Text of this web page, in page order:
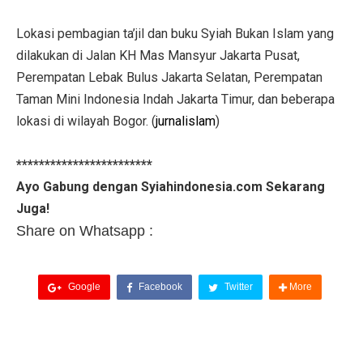
Lokasi pembagian ta’jil dan buku Syiah Bukan Islam yang
dilakukan di Jalan KH Mas Mansyur Jakarta Pusat,
Perempatan Lebak Bulus Jakarta Selatan, Perempatan
Taman Mini Indonesia Indah Jakarta Timur, dan beberapa
lokasi di wilayah Bogor. (jurnalislam)
************************
Ayo Gabung dengan Syiahindonesia.com Sekarang
Juga!
Share on Whatsapp :
Google Facebook Twitter More